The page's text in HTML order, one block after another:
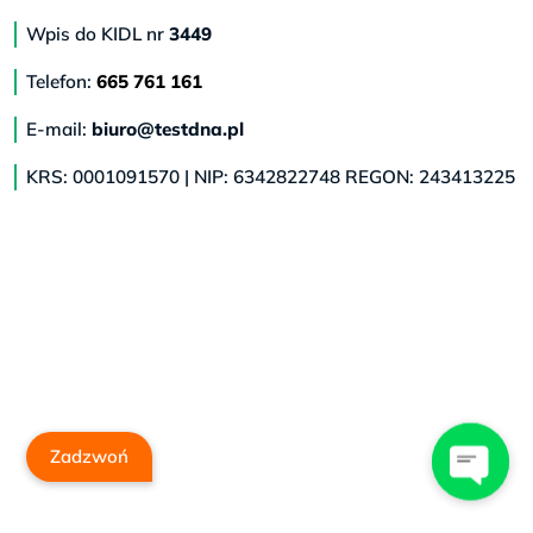
Wpis do KIDL nr 3449
Telefon: 665 761 161
E-mail: biuro@testdna.pl
KRS: 0001091570 | NIP: 6342822748 REGON: 243413225
Zadzwoń